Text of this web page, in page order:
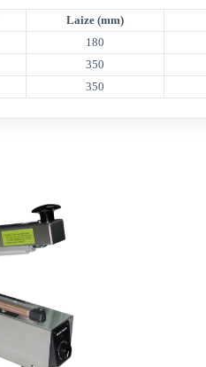
Laize (mm)
180
350
350